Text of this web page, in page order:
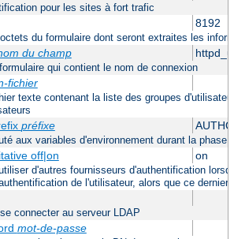
pour les sites à fort trafic
8192
octets du formulaire dont seront extraites les
du champ
qui contient le nom de connexion
fichier
texte contenant la liste des groupes
préfixe
aux variables d'environnement durant la phase
off|on on
d'autres fournisseurs d'authentification
de l'utilisateur, alors que ce dernier
connecter au serveur LDAP
mot-de-passe